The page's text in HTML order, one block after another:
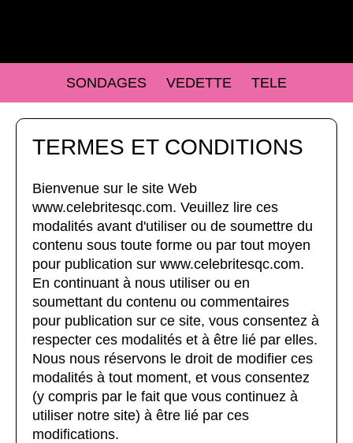
SONDAGES VEDETTE TELE
TERMES ET CONDITIONS
Bienvenue sur le site Web
www.celebritesqc.com. Veuillez lire ces
modalités avant d'utiliser ou de soumettre du
contenu sous toute forme ou par tout moyen
pour publication sur www.celebritesqc.com.
En continuant à nous utiliser ou en
soumettant du contenu ou commentaires
pour publication sur ce site, vous consentez à
respecter ces modalités et à être lié par elles.
Nous nous réservons le droit de modifier ces
modalités à tout moment, et vous consentez
(y compris par le fait que vous continuez à
utiliser notre site) à être lié par ces
modifications.